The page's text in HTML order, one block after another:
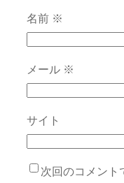
名前 ※
メール ※
サイト
次回のコメント